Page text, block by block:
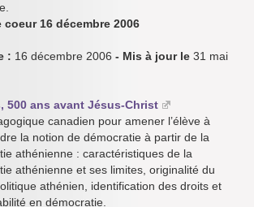
coeur 16 décembre 2006
: 16 décembre 2006 - Mis à jour le 31 mai
500 ans avant Jésus-Christ
canadien pour amener l’élève à
la notion de démocratie à partir de la
athénienne : caractéristiques de la
athénienne et ses limites, originalité du
athénien, identification des droits et
en démocratie.